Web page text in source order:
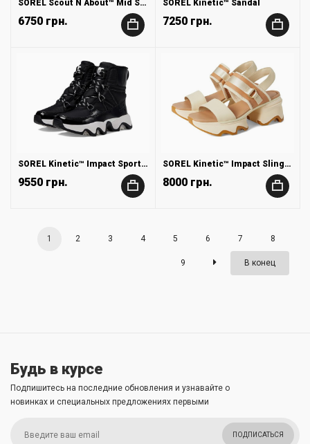
SOREL Scout N About™ Mid Sneakers Gear Chukka
6750 грн. +
SOREL Kinetic™ Sandal
7250 грн. +
SOREL Kinetic™ Impact Sport Waterproof
9550 грн. +
SOREL Kinetic™ Impact Slingback Heel Sandal
8000 грн. +
1 2 3 4 5 6 7 8
9 В конец
Будь в курсе
Подпишитесь на последние обновления и узнавайте о
новинках и специальных предложениях первыми
ПОДПИСАТЬСЯ